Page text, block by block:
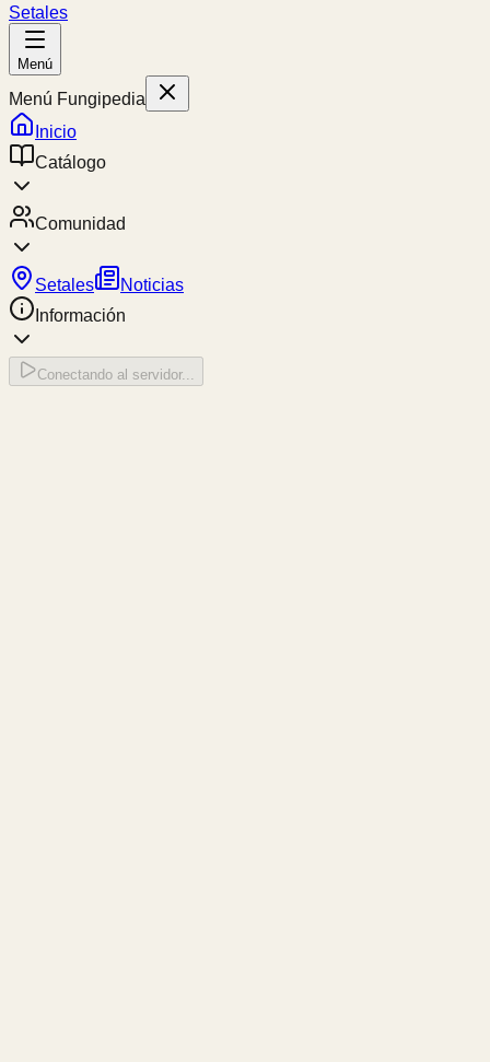
Setales
Menú
Menú Fungipedia
Inicio
Catálogo
Comunidad
Setales
Noticias
Información
Conectando al servidor...